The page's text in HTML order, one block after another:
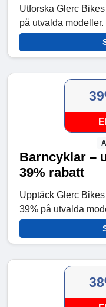
Utforska Glerc
på utvalda modeller.
Barncyklar –
39% rabatt
Upptäck Glerc
39% på utvalda